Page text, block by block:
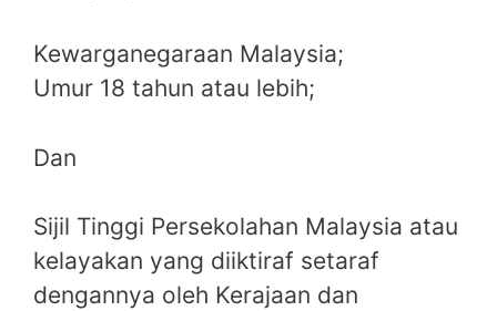
Kewarganegaraan Malaysia;
Umur 18 tahun atau lebih;
Dan
Sijil Tinggi Persekolahan Malaysia atau
kelayakan yang diiktiraf setaraf
dengannya oleh Kerajaan dan